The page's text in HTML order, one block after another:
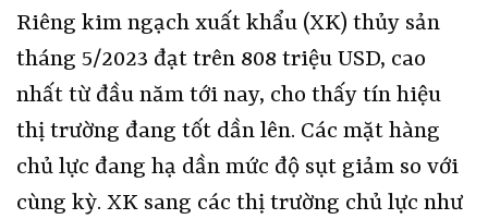
Riêng kim ngạch xuất khẩu (XK) thủy sản
tháng 5/2023 đạt trên 808 triệu USD, cao
nhất từ đầu năm tới nay, cho thấy tín hiệu
thị trường đang tốt dần lên. Các mặt hàng
chủ lực đang hạ dần mức độ sụt giảm so với
cùng kỳ. XK sang các thị trường chủ lực như